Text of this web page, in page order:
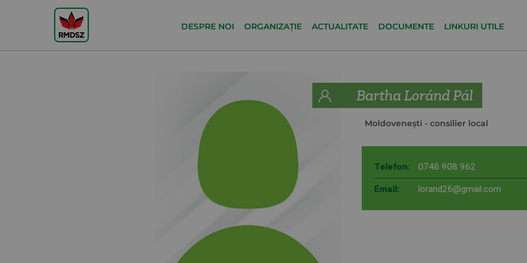
DESPRE NOI ORGANIZAȚIE ACTUALITATE DOCUMENTE LINKURI UTILE
Bartha Loránd Pál
Moldoveneşti - consilier local
Telefon: 0748 908 962
Email: lorand26@gmail.com